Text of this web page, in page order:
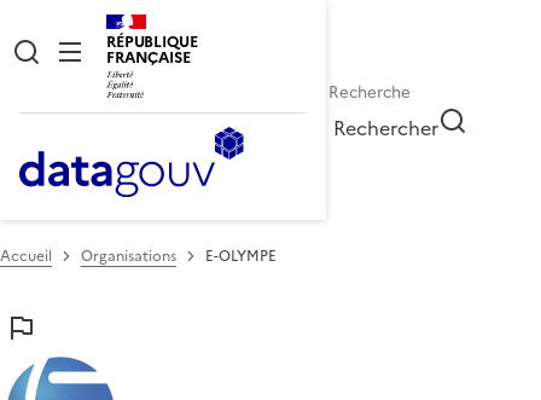
RÉPUBLIQUE
FRANÇAISE
Rechercher
Accueil Organisations E-OLYMPE